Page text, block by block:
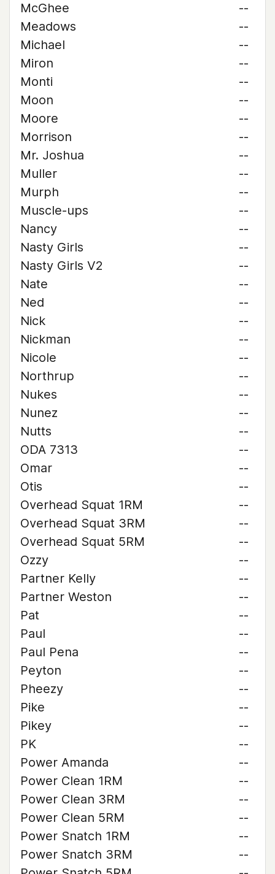
McGhee
--
Meadows
--
Michael
--
Miron
--
Monti
--
Moon
--
Moore
--
Morrison
--
Mr. Joshua
--
Muller
--
Murph
--
Muscle-ups
--
Nancy
--
Nasty Girls
--
Nasty Girls V2
--
Nate
--
Ned
--
Nick
--
Nickman
--
Nicole
--
Northrup
--
Nukes
--
Nunez
--
Nutts
--
ODA 7313
--
Omar
--
Otis
--
Overhead Squat 1RM
--
Overhead Squat 3RM
--
Overhead Squat 5RM
--
Ozzy
--
Partner Kelly
--
Partner Weston
--
Pat
--
Paul
--
Paul Pena
--
Peyton
--
Pheezy
--
Pike
--
Pikey
--
PK
--
Power Amanda
--
Power Clean 1RM
--
Power Clean 3RM
--
Power Clean 5RM
--
Power Snatch 1RM
--
Power Snatch 3RM
--